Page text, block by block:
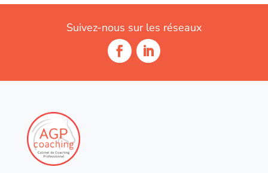
Suivez-nous sur les réseaux